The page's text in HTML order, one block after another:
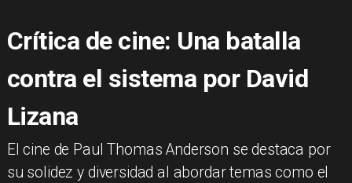
Crítica de cine: Una batalla
contra el sistema por David
Lizana
El cine de Paul Thomas Anderson se destaca por
su solidez y diversidad al abordar temas como el